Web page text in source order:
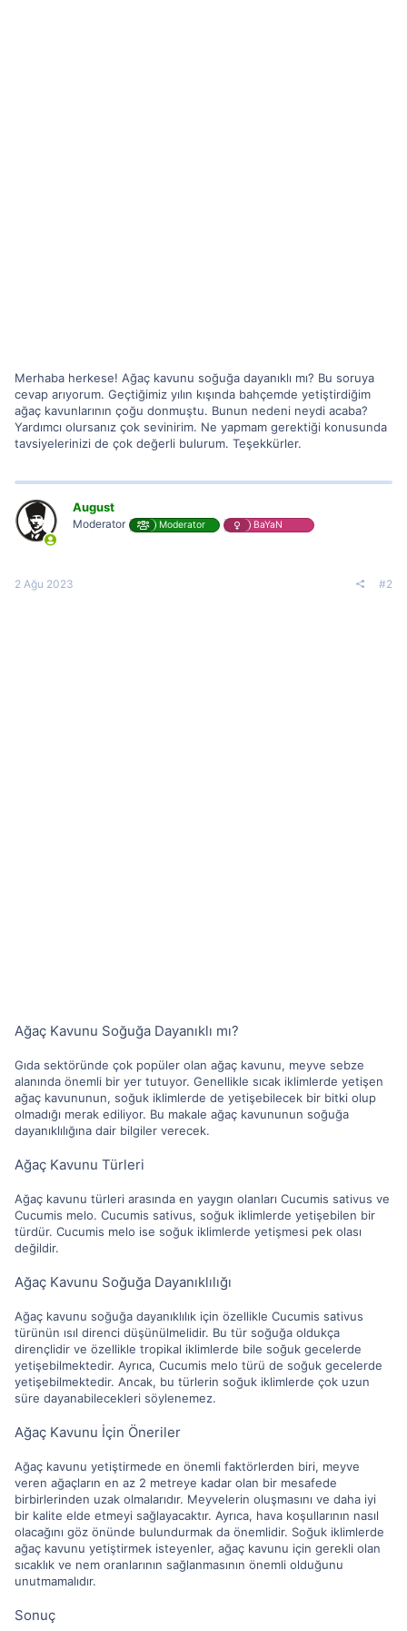
Merhaba herkese! Ağaç kavunu soğuğa dayanıklı mı? Bu soruya
cevap arıyorum. Geçtiğimiz yılın kışında bahçemde yetiştirdiğim
ağaç kavunlarının çoğu donmuştu. Bunun nedeni neydi acaba?
Yardımcı olursanız çok sevinirim. Ne yapmam gerektiği konusunda
tavsiyelerinizi de çok değerli bulurum. Teşekkürler.
August
Moderator Moderator BaYaN
2 Ağu 2023 #2
Ağaç Kavunu Soğuğa Dayanıklı mı?
Gıda sektöründe çok popüler olan ağaç kavunu, meyve sebze
alanında önemli bir yer tutuyor. Genellikle sıcak iklimlerde yetişen
ağaç kavununun, soğuk iklimlerde de yetişebilecek bir bitki olup
olmadığı merak ediliyor. Bu makale ağaç kavununun soğuğa
dayanıklılığına dair bilgiler verecek.
Ağaç Kavunu Türleri
Ağaç kavunu türleri arasında en yaygın olanları Cucumis sativus ve
Cucumis melo. Cucumis sativus, soğuk iklimlerde yetişebilen bir
türdür. Cucumis melo ise soğuk iklimlerde yetişmesi pek olası
değildir.
Ağaç Kavunu Soğuğa Dayanıklılığı
Ağaç kavunu soğuğa dayanıklılık için özellikle Cucumis sativus
türünün ısıl direnci düşünülmelidir. Bu tür soğuğa oldukça
dirençlidir ve özellikle tropikal iklimlerde bile soğuk gecelerde
yetişebilmektedir. Ayrıca, Cucumis melo türü de soğuk gecelerde
yetişebilmektedir. Ancak, bu türlerin soğuk iklimlerde çok uzun
süre dayanabilecekleri söylenemez.
Ağaç Kavunu İçin Öneriler
Ağaç kavunu yetiştirmede en önemli faktörlerden biri, meyve
veren ağaçların en az 2 metreye kadar olan bir mesafede
birbirlerinden uzak olmalarıdır. Meyvelerin oluşmasını ve daha iyi
bir kalite elde etmeyi sağlayacaktır. Ayrıca, hava koşullarının nasıl
olacağını göz önünde bulundurmak da önemlidir. Soğuk iklimlerde
ağaç kavunu yetiştirmek isteyenler, ağaç kavunu için gerekli olan
sıcaklık ve nem oranlarının sağlanmasının önemli olduğunu
unutmamalıdır.
Sonuç